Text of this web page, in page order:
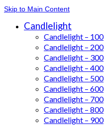
Skip to Main Content
Candlelight
Candlelight – 100
Candlelight – 200
Candlelight – 300
Candlelight – 400
Candlelight – 500
Candlelight – 600
Candlelight – 700
Candlelight – 800
Candlelight – 900